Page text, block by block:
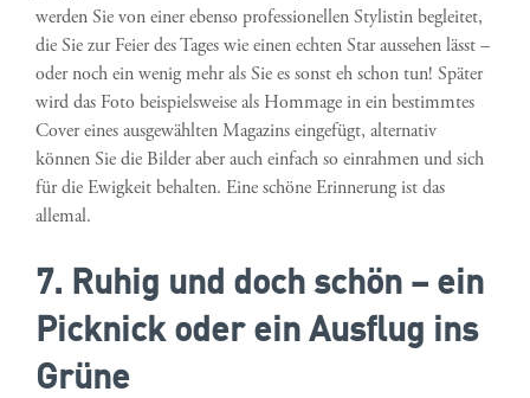
werden Sie von einer ebenso professionellen Stylistin begleitet,
die Sie zur Feier des Tages wie einen echten Star aussehen lässt –
oder noch ein wenig mehr als Sie es sonst eh schon tun! Später
wird das Foto beispielsweise als Hommage in ein bestimmtes
Cover eines ausgewählten Magazins eingefügt, alternativ
können Sie die Bilder aber auch einfach so einrahmen und sich
für die Ewigkeit behalten. Eine schöne Erinnerung ist das
allemal.
7. Ruhig und doch schön – ein
Picknick oder ein Ausflug ins
Grüne